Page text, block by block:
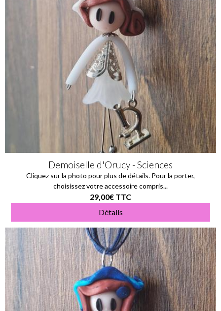
Demoiselle d'Orucy - Sciences
Cliquez sur la photo pour plus de détails. Pour la porter,
choisissez votre accessoire compris...
29,00€ TTC
Détails